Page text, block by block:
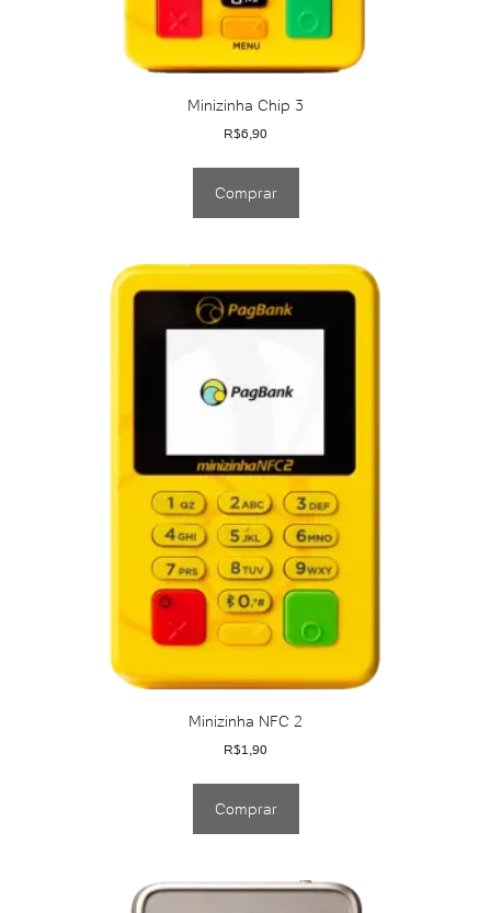
Minizinha Chip 3
R$6,90
Comprar
Minizinha NFC 2
R$1,90
Comprar